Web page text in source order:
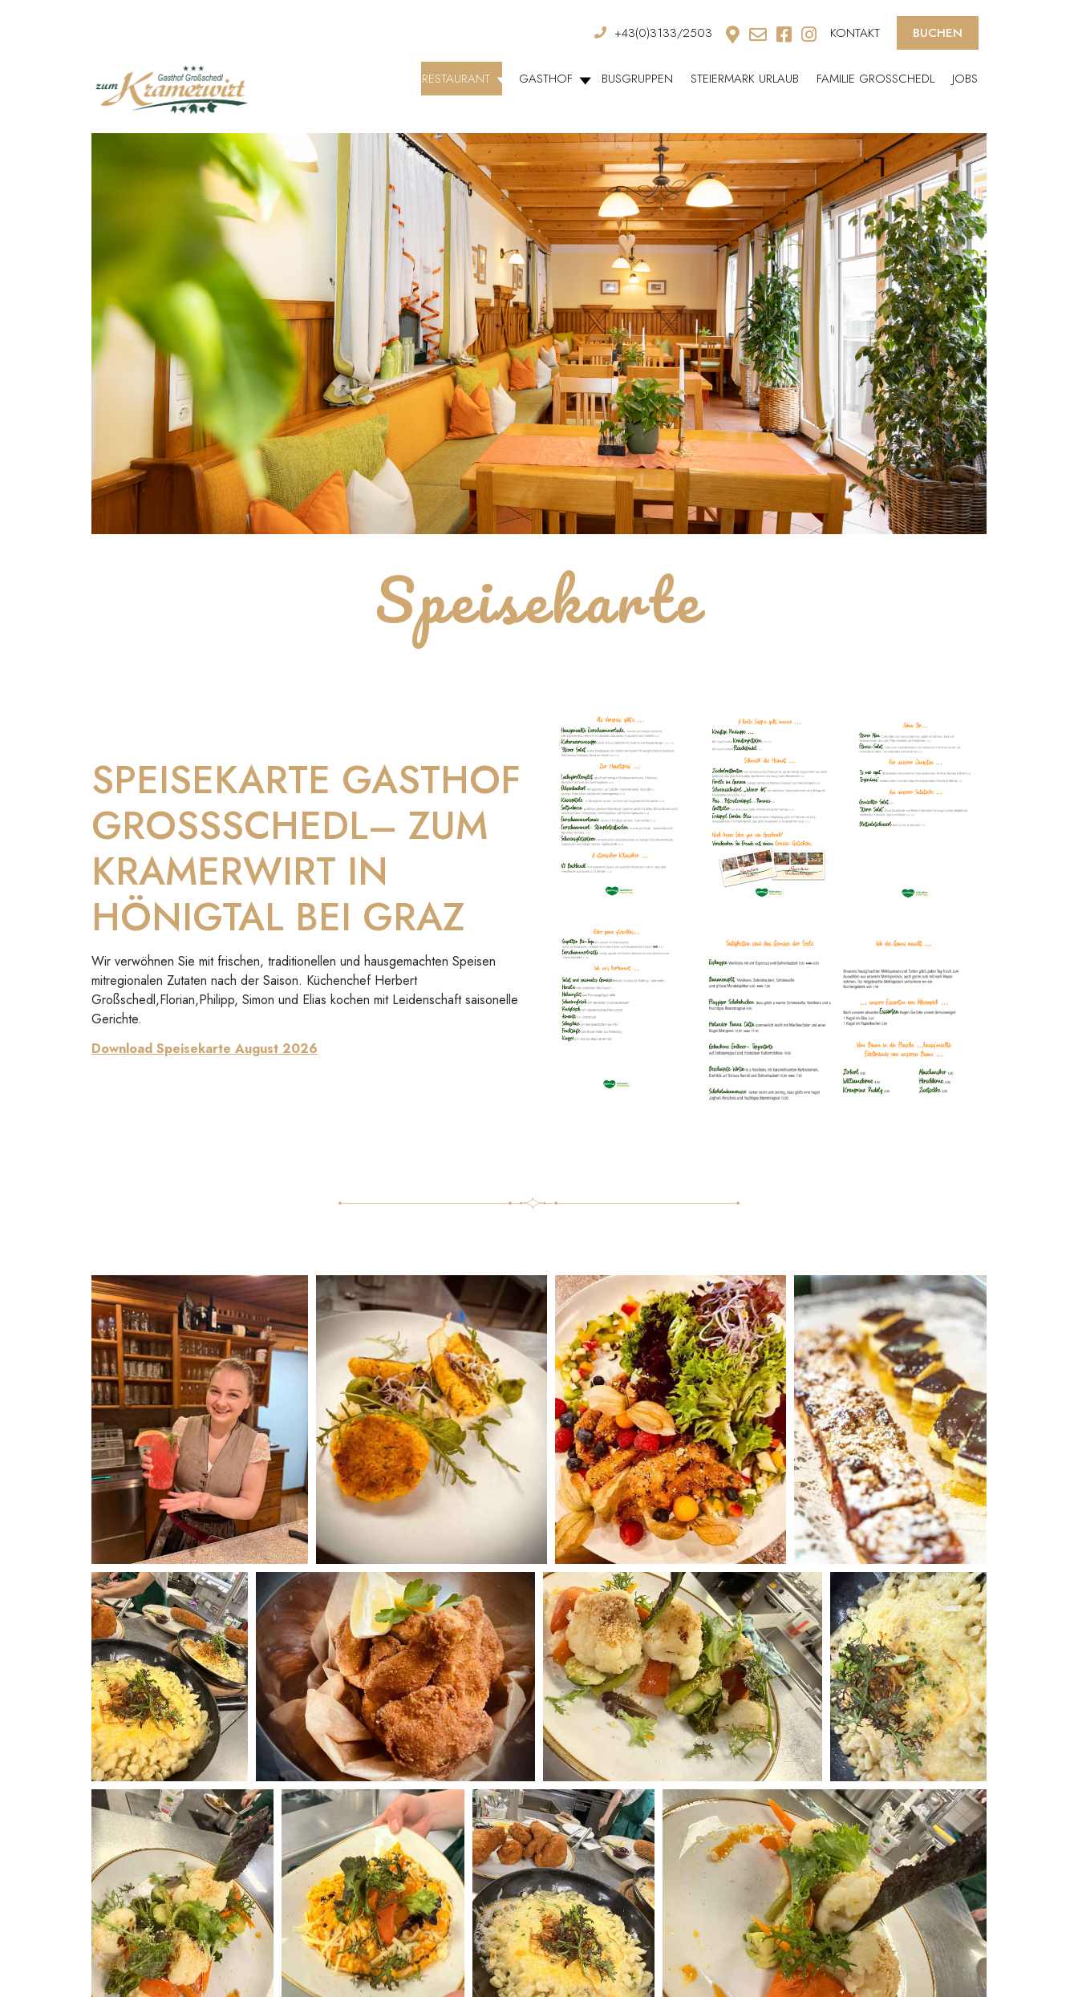
+43(0)3133/2503 KONTAKT BUCHEN
RESTAURANT GASTHOF BUSGRUPPEN STEIERMARK URLAUB FAMILIE GROSSCHEDL JOBS
Speisekarte
SPEISEKARTE GASTHOF
GROSSSCHEDL– ZUM
KRAMERWIRT IN
HÖNIGTAL BEI GRAZ
Wir verwöhnen Sie mit frischen, traditionellen und hausgemachten Speisen
mitregionalen Zutaten nach der Saison. Küchenchef Herbert
Großschedl,Florian,Philipp, Simon und Elias kochen mit Leidenschaft saisonelle
Gerichte.
Download Speisekarte August 2026